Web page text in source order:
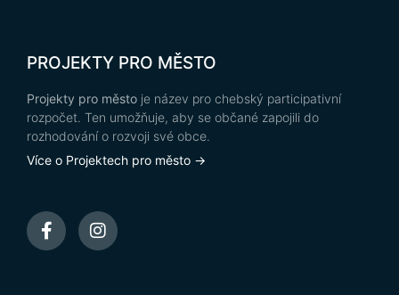
PROJEKTY PRO MĚSTO
Projekty pro město je název pro chebský participativní
rozpočet. Ten umožňuje, aby se občané zapojili do
rozhodování o rozvoji své obce.
Více o Projektech pro město →